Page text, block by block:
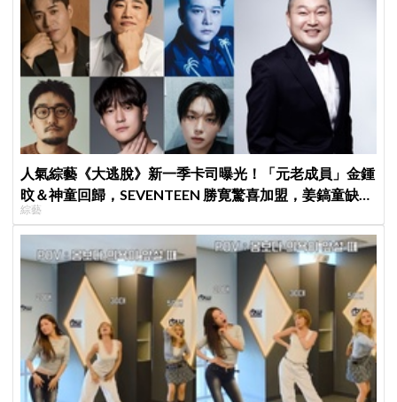
人氣綜藝《大逃脫》新一季卡司曝光！「元老成員」金鍾
旼＆神童回歸，SEVENTEEN 勝寛驚喜加盟，姜鎬童缺席
成最大焦點
綜藝